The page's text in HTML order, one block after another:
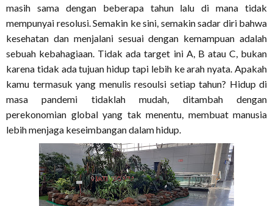
masih sama dengan beberapa tahun lalu di mana tidak
mempunyai resolusi. Semakin ke sini, semakin sadar diri bahwa
kesehatan dan menjalani sesuai dengan kemampuan adalah
sebuah kebahagiaan. Tidak ada target ini A, B atau C, bukan
karena tidak ada tujuan hidup tapi lebih ke arah nyata. Apakah
kamu termasuk yang menulis resoulsi setiap tahun? Hidup di
masa pandemi tidaklah mudah, ditambah dengan
perekonomian global yang tak menentu, membuat manusia
lebih menjaga keseimbangan dalam hidup.